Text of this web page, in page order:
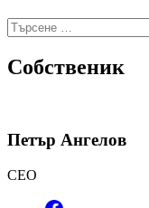
Търсене
за:
Собственик
Петър Ангелов
CEO